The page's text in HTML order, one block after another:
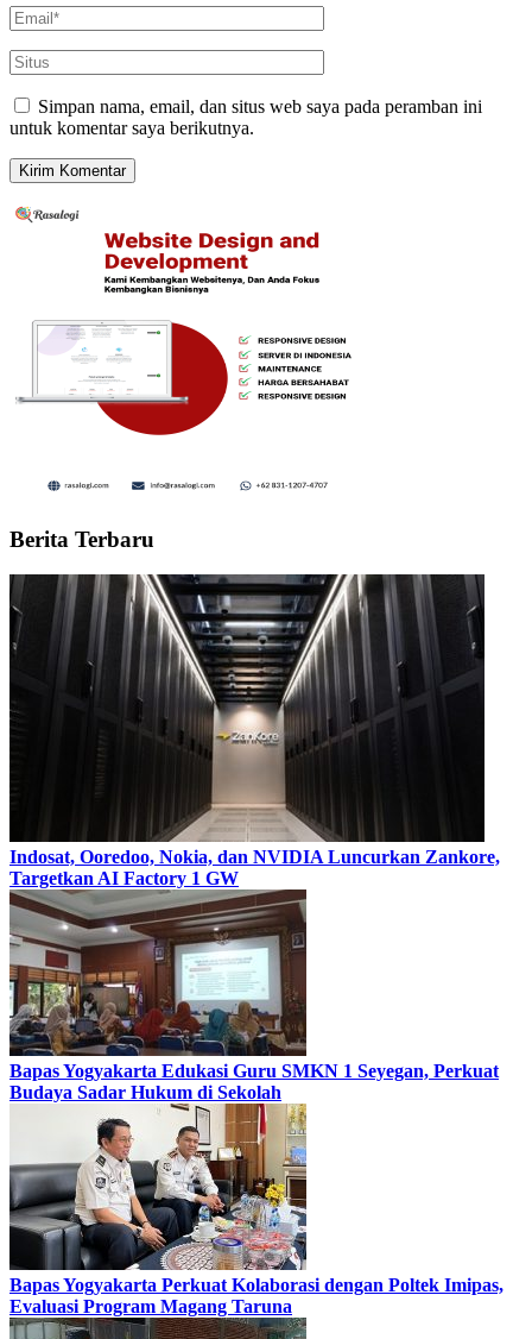
Simpan nama, email, dan situs web saya pada peramban ini
untuk komentar saya berikutnya.
Berita Terbaru
Indosat, Ooredoo, Nokia, dan NVIDIA Luncurkan Zankore,
Targetkan AI Factory 1 GW
Bapas Yogyakarta Edukasi Guru SMKN 1 Seyegan, Perkuat
Budaya Sadar Hukum di Sekolah
Bapas Yogyakarta Perkuat Kolaborasi dengan Poltek Imipas,
Evaluasi Program Magang Taruna